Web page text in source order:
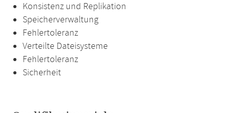
Konsistenz und Replikation
Speicherverwaltung
Fehlertoleranz
Verteilte Dateisysteme
Fehlertoleranz
Sicherheit